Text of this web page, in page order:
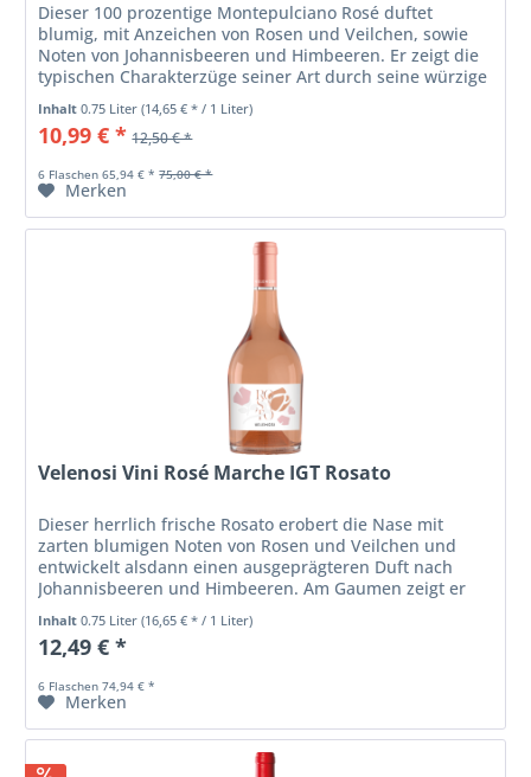
Dieser 100 prozentige Montepulciano Rosé duftet
blumig, mit Anzeichen von Rosen und Veilchen, sowie
Noten von Johannisbeeren und Himbeeren. Er zeigt die
typischen Charakterzüge seiner Art durch seine würzige
Struktur und den delikaten...
Inhalt0.75 Liter(14,65 € * / 1 Liter)
10,99 € * 12,50 € *
6 Flaschen 65,94 € * 75,00 € *
Merken
Velenosi Vini Rosé Marche IGT Rosato
Dieser herrlich frische Rosato erobert die Nase mit
zarten blumigen Noten von Rosen und Veilchen und
entwickelt alsdann einen ausgeprägteren Duft nach
Johannisbeeren und Himbeeren. Am Gaumen zeigt er
Inhalt0.75 Liter(16,65 € * / 1 Liter)
12,49 € *
6 Flaschen 74,94 € *
Merken